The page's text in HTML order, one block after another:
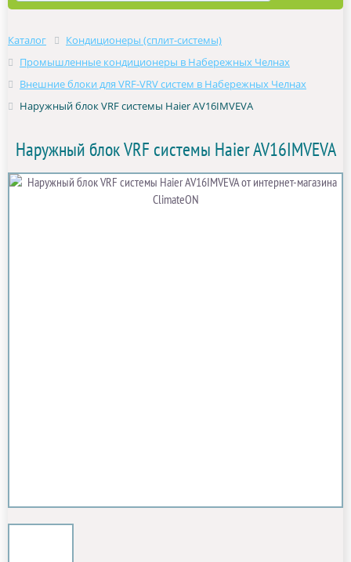
Каталог
Кондиционеры (сплит-системы)
Промышленные кондиционеры в Набережных Челнах
Внешние блоки для VRF-VRV систем в Набережных Челнах
Наружный блок VRF системы Haier AV16IMVEVA
Наружный блок VRF системы Haier AV16IMVEVA